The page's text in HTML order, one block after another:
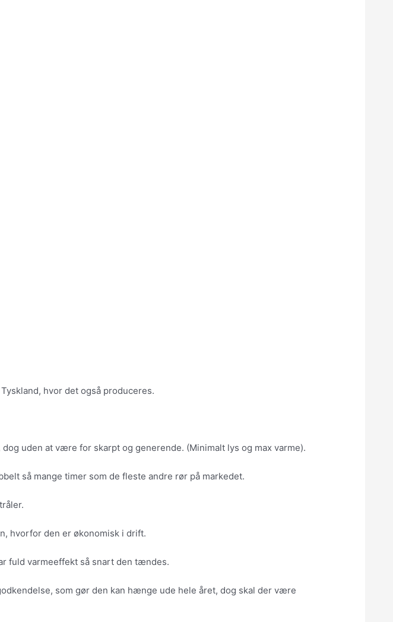
hvor det også produceres.
uden at være for skarpt og generende. (Minimalt lys og max varme).
så mange timer som de fleste andre rør på markedet.
hvorfor den er økonomisk i drift.
fuld varmeeffekt så snart den tændes.
som gør den kan hænge ude hele året, dog skal der være